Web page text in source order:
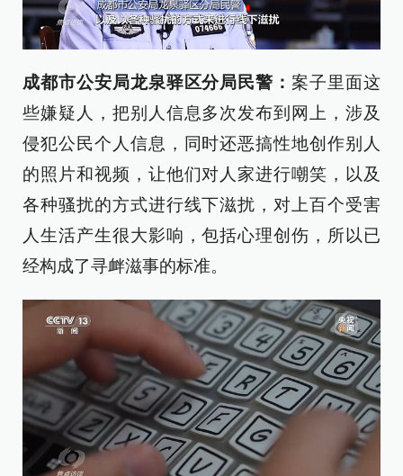
成都市公安局龙泉驿区分局民警：案子里面这
些嫌疑人，把别人信息多次发布到网上，涉及
侵犯公民个人信息，同时还恶搞性地创作别人
的照片和视频，让他们对人家进行嘲笑，以及
各种骚扰的方式进行线下滋扰，对上百个受害
人生活产生很大影响，包括心理创伤，所以已
经构成了寻衅滋事的标准。